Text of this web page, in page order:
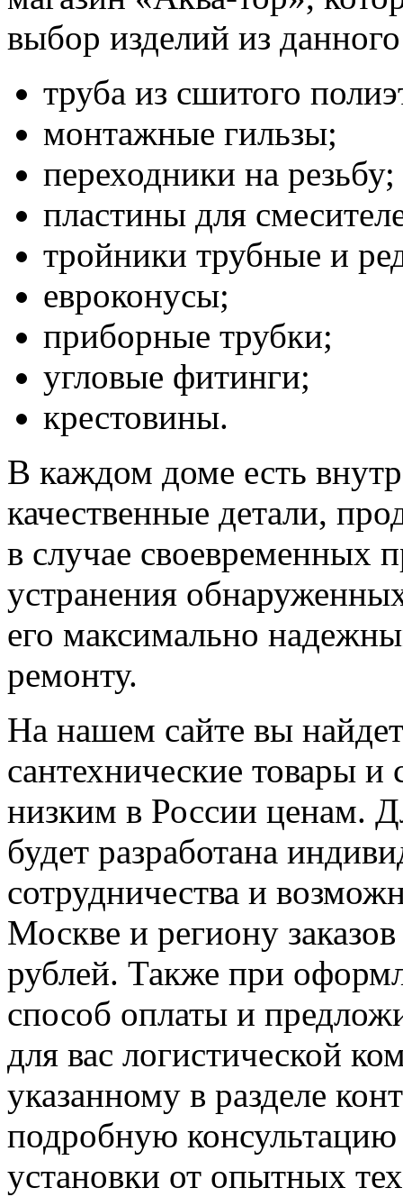
выбор изделий из
труба из сшитого
монтажные гильзы;
переходники на резьбу;
пластины для
тройники трубные и
евроконусы;
приборные трубки;
угловые фитинги;
крестовины.
В каждом доме есть
качественные детали,
в случае своевременных
устранения
его максимально
ремонту.
На нашем сайте вы
сантехнические товары
низким в России ценам.
будет разработана
сотрудничества и
Москве и региону
рублей. Также при
способ оплаты и
для вас логистической
указанному в разделе
подробную
установки от опытных